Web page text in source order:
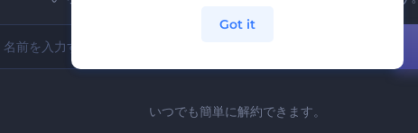
いつでも簡単に解約できます。
Got it